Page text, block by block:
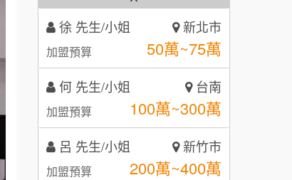
3 秉宏小米甜甜圈
4 潮鍋癮
咖啡LOOK
鼎威維修
7 88thai發發泰-泰式飯行家
徐 先生/小姐 新北市
加盟預算 50萬~75萬
何 先生/小姐 台南
加盟預算 100萬~300萬
呂 先生/小姐 新竹市
加盟預算 200萬~400萬
【曉妍美妝】誠徵行政櫃檯